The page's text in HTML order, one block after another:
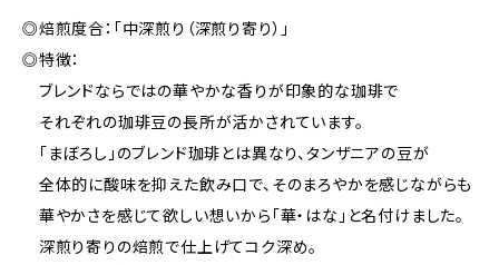
◎焙煎度合：「中深煎り（深煎り寄り）」
◎特徴：
ブレンドならではの華やかな香りが印象的な珈琲で
それぞれの珈琲豆の長所が活かされています。
「まぼろし」のブレンド珈琲とは異なり、タンザニアの豆が
全体的に酸味を抑えた飲み口で、そのまろやかを感じながらも
華やかさを感じて欲しい想いから「華・はな」と名付けました。
深煎り寄りの焙煎で仕上げてコク深め。